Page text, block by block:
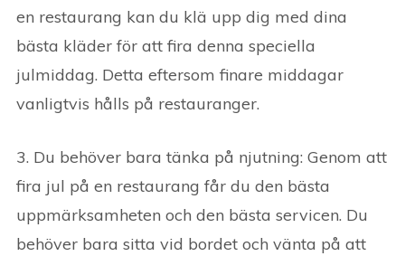
en restaurang kan du klä upp dig med dina
bästa kläder för att fira denna speciella
julmiddag. Detta eftersom finare middagar
vanligtvis hålls på restauranger.
3. Du behöver bara tänka på njutning: Genom att
fira jul på en restaurang får du den bästa
uppmärksamheten och den bästa servicen. Du
behöver bara sitta vid bordet och vänta på att